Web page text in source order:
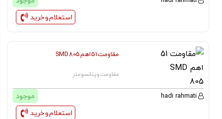
استعلام و خرید
مقاومت 51 اهم SMD 805
مقاومت و پتانسومتر
hadi rahmati موجود
استعلام و خرید